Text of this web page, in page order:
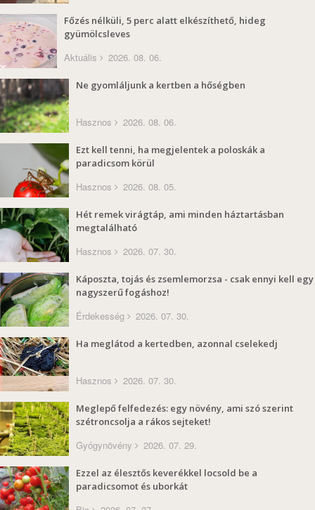
Főzés nélküli, 5 perc alatt elkészíthető, hideg
gyümölcsleves
Aktuális 2026. 08. 06.
Ne gyomláljunk a kertben a hőségben
Hasznos 2026. 08. 06.
Ezt kell tenni, ha megjelentek a poloskák a
paradicsom körül
Hasznos 2026. 08. 05.
Hét remek virágtáp, ami minden háztartásban
megtalálható
Hasznos 2026. 07. 30.
Káposzta, tojás és zsemlemorzsa - csak ennyi kell egy
nagyszerű fogáshoz!
Érdekesség 2026. 07. 30.
Ha meglátod a kertedben, azonnal cselekedj
Hasznos 2026. 07. 30.
Meglepő felfedezés: egy növény, ami szó szerint
szétroncsolja a rákos sejteket!
Gyógynövény 2026. 07. 29.
Ezzel az élesztős keverékkel locsold be a
paradicsomot és uborkát